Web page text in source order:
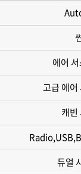
에어
고급 에어
캐빈
듀얼